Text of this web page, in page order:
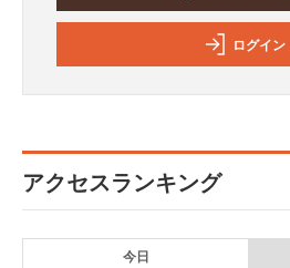
ログイン
アクセスランキング
今日